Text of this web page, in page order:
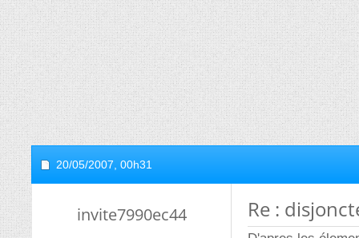
20/05/2007, 00h31
invite7990ec44 Re :